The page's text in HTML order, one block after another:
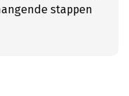
stappen